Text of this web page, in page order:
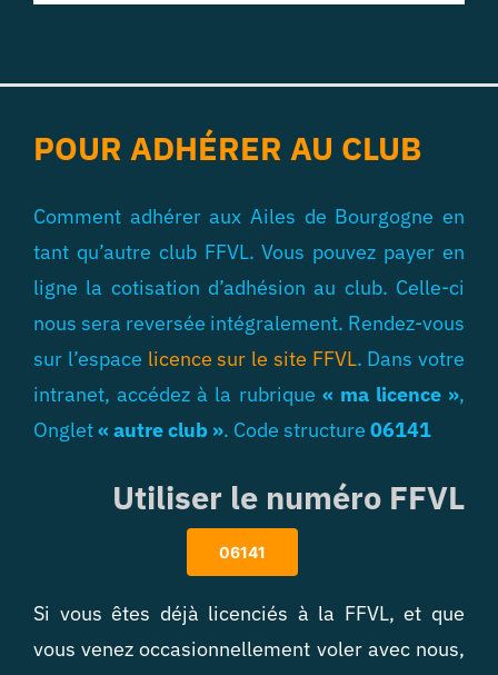
POUR ADHÉRER AU CLUB
Comment adhérer aux Ailes de Bourgogne en
tant qu’autre club FFVL. Vous pouvez payer en
ligne la cotisation d’adhésion au club. Celle-ci
nous sera reversée intégralement. Rendez-vous
sur l’espace licence sur le site FFVL. Dans votre
intranet, accédez à la rubrique « ma licence »,
Onglet« autre club ». Code structure 06141
Utiliser le numéro FFVL
06141
Si vous êtes déjà licenciés à la FFVL, et que
vous venez occasionnellement voler avec nous,